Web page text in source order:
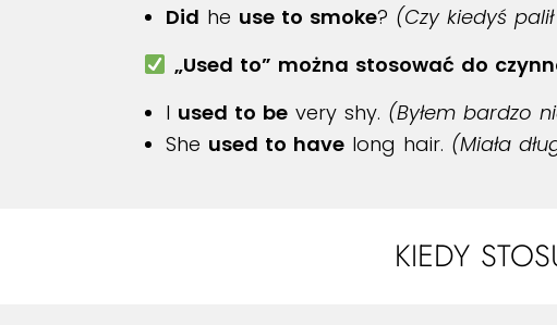
Did he use to smoke? (Czy kiedyś
„Used to” można stosować do
I used to be very shy. (Byłem bardzo
She used to have long hair. (Miała
KIEDY